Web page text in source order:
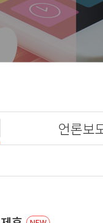
언론보